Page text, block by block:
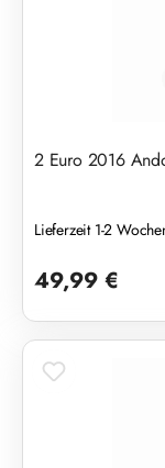
2 Euro 2016
Lieferzeit 1-2
49,99 €